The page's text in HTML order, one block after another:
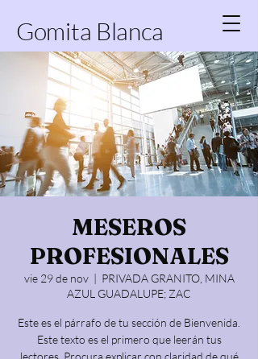
Gomita Blanca
MESEROS
PROFESIONALES
vie 29 de nov
  |
PRIVADA GRANITO, MINA
AZUL GUADALUPE; ZAC
Este es el párrafo de tu sección de Bienvenida.
Este texto es el primero que leerán tus
lectores. Procura explicar con claridad de qué